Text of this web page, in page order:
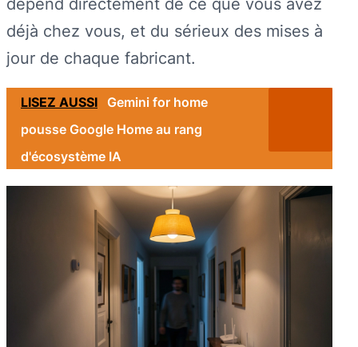
déjà chez vous, et du sérieux des mises à
jour de chaque fabricant.
LISEZ AUSSI
Gemini for home
pousse Google Home au rang
d'écosystème IA